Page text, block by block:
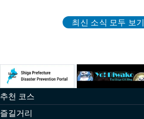
최신 소식 모두 보기
추천 코스
즐길거리